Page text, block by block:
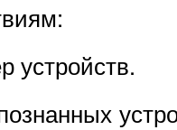
устройств.